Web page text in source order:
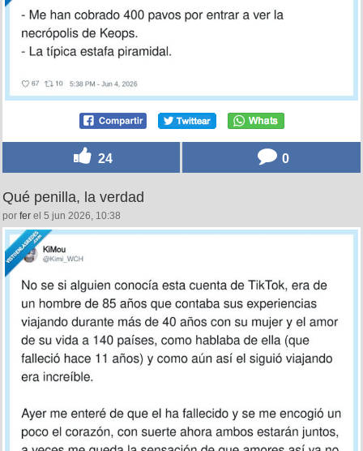
24 0
Qué penilla, la verdad
por fer el 5 jun 2026, 10:38